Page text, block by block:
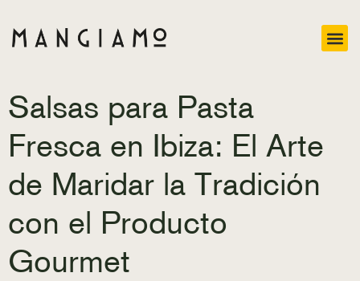
Salsas para Pasta
Fresca en Ibiza: El Arte
de Maridar la Tradición
con el Producto
Gourmet